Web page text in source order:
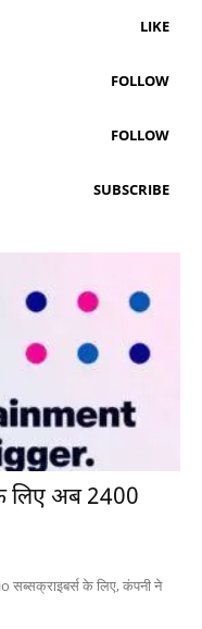
LIKE
FOLLOW
FOLLOW
SUBSCRIBE
लिए अब 2400
सब्सक्राइबर्स के लिए, कंपनी ने